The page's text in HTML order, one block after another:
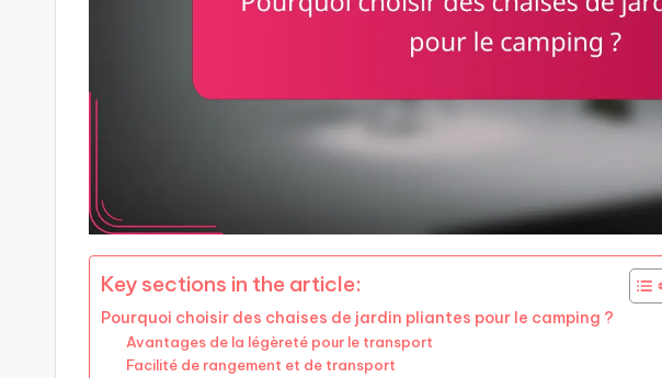
Key sections in the article:
Pourquoi choisir des chaises de jardin pliantes pour le camping ?
Avantages de la légèreté pour le transport
Facilité de rangement et de transport